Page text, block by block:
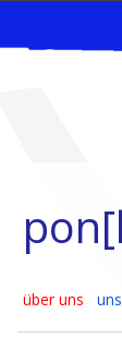
über uns